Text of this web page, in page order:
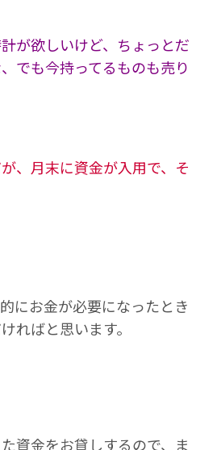
が欲しいけど、ちょっとだ
でも今持ってるものも売り
、月末に資金が入用で、そ
にお金が必要になったとき
ればと思います。
資金をお貸しするので、ま